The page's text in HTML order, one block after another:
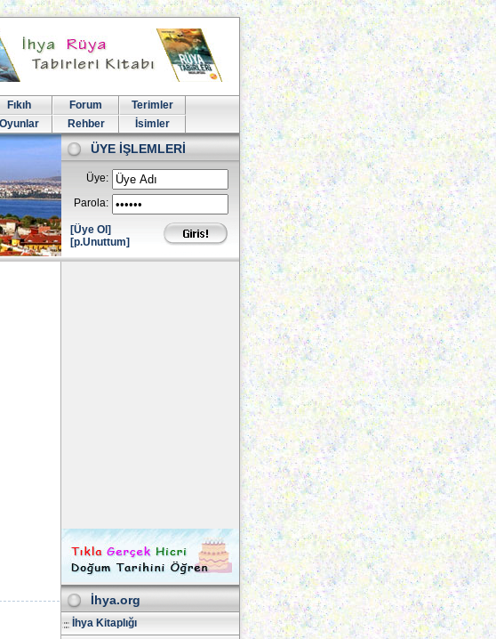
Fıkıh Forum
Terimler
Oyunlar Rehber İsimler
ÜYE İŞLEMLERİ
Üye:
Parola:
[Üye Ol]
[p.Unuttum]
İhya.org
İhya Kitaplığı